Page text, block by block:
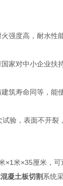
强度高，耐水性
家对中小企业扶
筑寿命同等，能
验，表面不开
×1米×35厘米，
凝土板切割系统